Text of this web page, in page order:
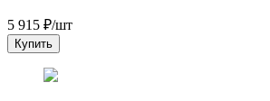
5 915 ₽/шт
Купить